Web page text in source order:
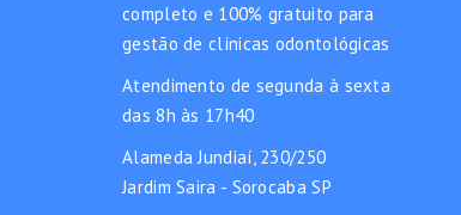
completo e 100% gratuito para
gestão de clínicas odontológicas
Atendimento de segunda à sexta
das 8h às 17h40
Alameda Jundiaí, 230/250
Jardim Saira - Sorocaba SP